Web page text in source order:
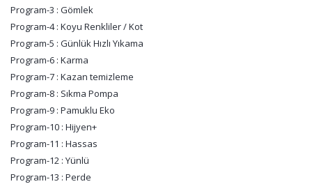
Program-3 : Gömlek
Program-4 : Koyu Renkliler / Kot
Program-5 : Günlük Hızlı Yıkama
Program-6 : Karma
Program-7 : Kazan temizleme
Program-8 : Sıkma Pompa
Program-9 : Pamuklu Eko
Program-10 : Hijyen+
Program-11 : Hassas
Program-12 : Yünlü
Program-13 : Perde